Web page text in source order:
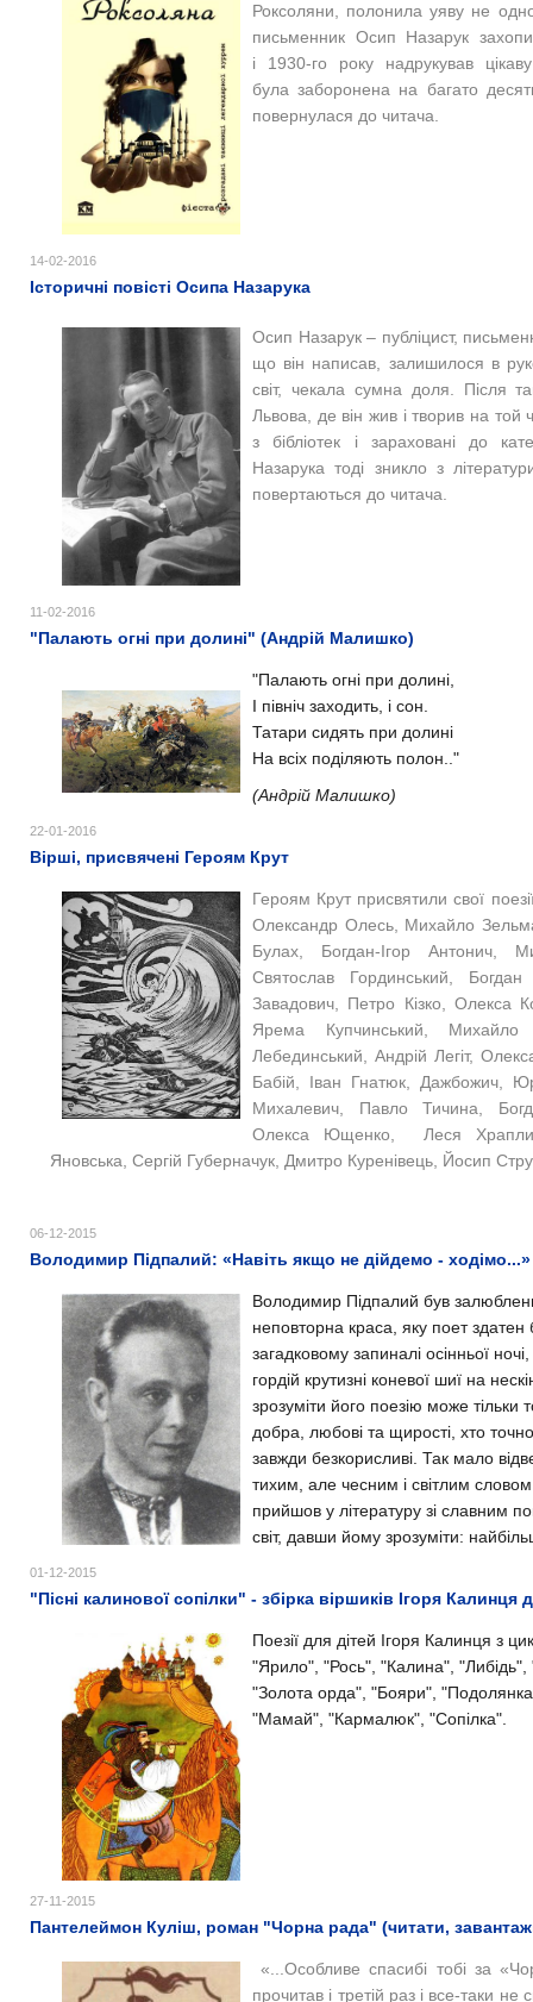
Роксоляни, полонила уяву не
письменник Осип Назарук
і 1930-го року надрукував
була заборонена на багато
повернулася до читача.
14-02-2016
Історичні повісті Осипа Назарука
Осип Назарук – публіцист,
що він написав, залишилося в
світ, чекала сумна доля. Після
Львова, де він жив і творив на той
з бібліотек і зараховані до
Назарука тоді зникло з
повертаються до читача.
11-02-2016
"Палають огні при долині" (Андрій Малишко)
"Палають огні при долині,
І північ заходить, і сон.
Татари сидять при долині
На всіх поділяють полон.."
(Андрій Малишко)
22-01-2016
Вірші, присвячені Героям Крут
Героям Крут присвятили свої
Олександр Олесь, Михайло
Булах, Богдан-Ігор Антонич,
Святослав Гординський,
Завадович, Петро Кізко, Олекса
Ярема Купчинський,
Лебединський, Андрій Легіт,
Бабій, Іван Гнатюк, Дажбожич,
Михалевич, Павло Тичина,
Олекса Ющенко,
Леся
Яновська, Сергій Губерначук, Дмитро Куренівець, Йосип
06-12-2015
Володимир Підпалий: «Навіть якщо не дійдемо - ходімо...»
Володимир Підпалий був
неповторна краса, яку поет здатен
загадковому запиналі осінньої ночі,
гордій крутизні коневої шиї на
зрозуміти його поезію може тільки
добра, любові та щирості, хто
завжди безкорисливі. Так мало
тихим, але чесним і світлим словом
прийшов у літературу зі славним
світ, давши йому зрозуміти:
01-12-2015
"Пісні калинової сопілки" - збірка віршиків Ігоря Калинця
Поезії для дітей Ігоря Калинця з
"Ярило", "Рось", "Калина",
"Золота орда", "Бояри",
"Мамай", "Кармалюк", "Сопілка".
27-11-2015
Пантелеймон Куліш, роман "Чорна рада" (читати,
«...Особливе спасибі тобі за
прочитав і третій раз і все-таки не